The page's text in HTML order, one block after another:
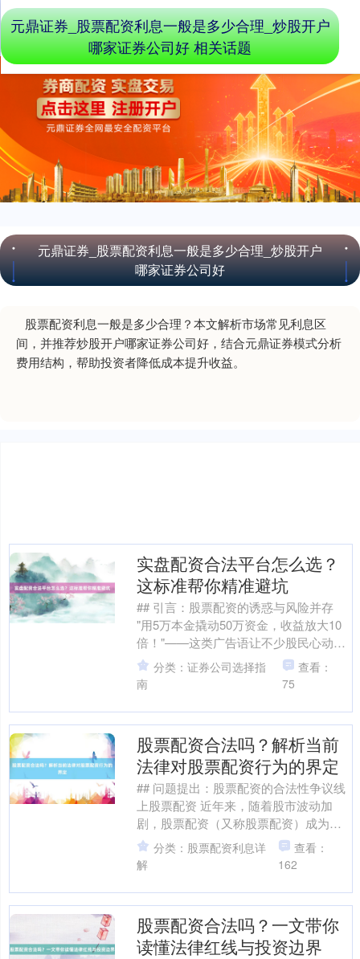
元鼎证券_股票配资利息一般是多少合理_炒股开户
哪家证券公司好
股票配资利息一般是多少合理？本文解析市场常见利息区
间，并推荐炒股开户哪家证券公司好，结合元鼎证券模式分析
费用结构，帮助投资者降低成本提升收益。
元鼎证券_股票配资利息一般是多少合理_炒股开户
哪家证券公司好 相关话题
实盘配资合法平台怎么选？
这标准帮你精准避坑
## 引言：股票配资的诱惑与风险并存
"用5万本金撬动50万资金，收益放大10
倍！"——这类广告语让不少股民心动。
股票配资作为杠杆交易工具，既能放大
收益也可能加....
分类：证券公司选择指
南
查看：
75
股票配资合法吗？解析当前
法律对股票配资行为的界定
## 问题提出：股票配资的合法性争议线
上股票配资 近年来，随着股市波动加
剧，股票配资（又称股票配资）成为投
资者热议的话题。配资公司通过高杠杆
比例（如1:5甚至1....
分类：股票配资利息详
解
查看：
162
股票配资合法吗？一文带你
读懂法律红线与投资边界
深证成指 14110.12 -34.08 -0.24%
沪深300 4651.31 -6.85 -0.15%
北证50 1122.88 +3.42 +0.30%